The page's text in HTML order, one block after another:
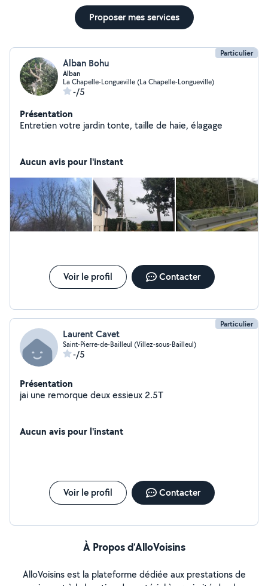
Proposer mes services
Particulier
Alban Bohu
Alban
La Chapelle-Longueville (La Chapelle-Longueville)
-/5
Présentation
Entretien votre jardin tonte, taille de haie, élagage
Aucun avis pour l'instant
Voir le profil Contacter
Particulier
Laurent Cavet
Saint-Pierre-de-Bailleul (Villez-sous-Bailleul)
-/5
Présentation
jai une remorque deux essieux 2.5T
Aucun avis pour l'instant
Voir le profil Contacter
À Propos d’AlloVoisins
AlloVoisins est la plateforme dédiée aux prestations de